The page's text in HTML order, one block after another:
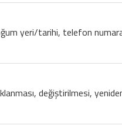
yeri/tarihi, telefon
değiştirilmesi,